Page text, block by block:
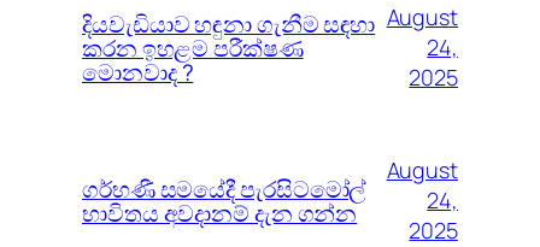
දියවැඩියාව හඳුනා ගැනීම සඳහා
කරන ඉහළම පරීක්ෂණ
මොනවාද ?
August
24,
2025
ගර්භණී සමයේදී පැරසිටමෝල්
භාවිතය අවදානම් දැන ගන්න
August
24,
2025